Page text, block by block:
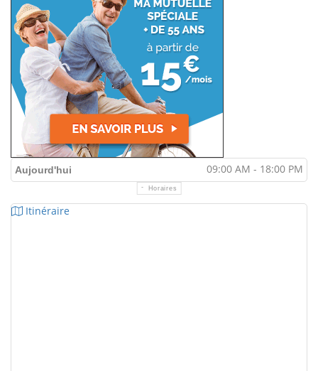
Aujourd'hui 09:00 AM - 18:00 PM
Horaires
Itinéraire